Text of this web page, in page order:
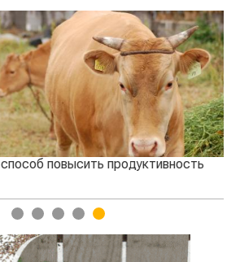
повысить продуктивность
1 2 3 4 5